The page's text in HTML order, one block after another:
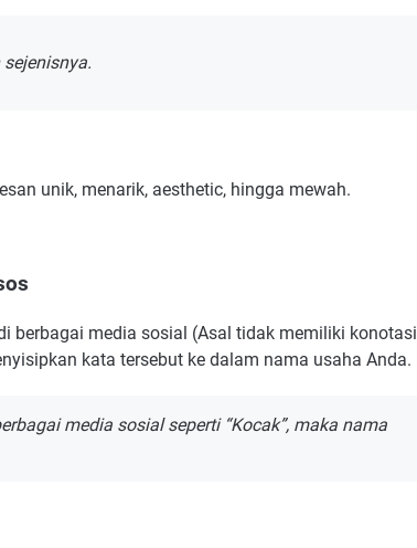
sejenisnya.
unik, menarik, aesthetic, hingga mewah.
berbagai media sosial (Asal tidak memiliki konotasi
kata tersebut ke dalam nama usaha Anda.
media sosial seperti “Kocak”, maka nama